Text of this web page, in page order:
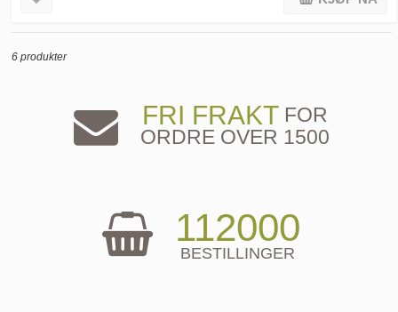
6 produkter
FRI FRAKTFOR
ORDRE OVER 1500
112000
BESTILLINGER